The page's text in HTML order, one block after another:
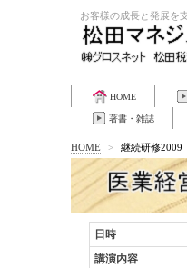
お客様の成長と発展を
HOME
著書・雑誌
HOME > 継続研修2009
日時
講演内容